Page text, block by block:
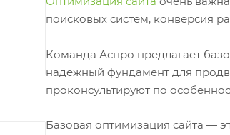
поисковых систем, конверсия
Команда Аспро предлагает
надежный фундамент для
проконсультируют по
Базовая оптимизация сайта —